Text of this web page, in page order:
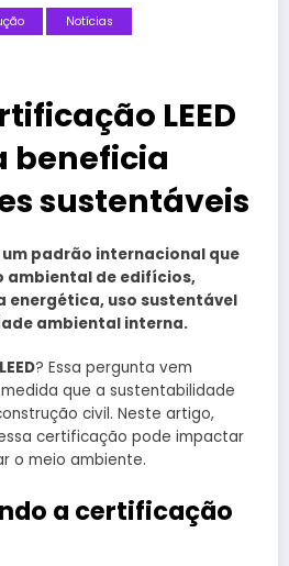
Notícias
LEED
beneficia
sustentáveis
um padrão internacional que
ambiental de edifícios,
energética, uso sustentável
ambiental interna.
? Essa pergunta vem
que a sustentabilidade
civil. Neste artigo,
certificação pode impactar
o meio ambiente.
a certificação